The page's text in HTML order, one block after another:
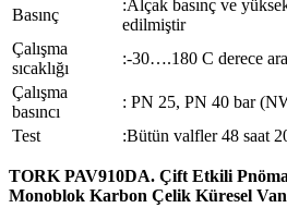
Basınç
:Alçak basınç ve
edilmiştir
Çalışma
sıcaklığı
:-30….180 C derece
Çalışma
basıncı
: PN 25, PN 40 bar
Test
:Bütün valfler 48 saat
TORK PAV910DA. Çift Etkili
Monoblok Karbon Çelik Küresel